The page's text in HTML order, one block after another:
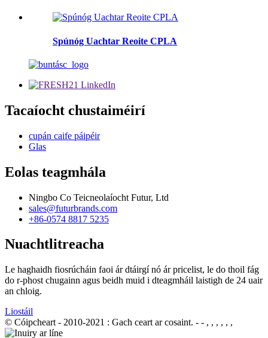
Spúnóg Uachtar Reoite CPLA
Tacaíocht chustaiméirí
cupán caife páipéir
Glas
Eolas teagmhála
Ningbo Co Teicneolaíocht Futur, Ltd
sales@futurbrands.com
+86-0574 8817 5235
Nuachtlitreacha
Le haghaidh fiosrúcháin faoi ár dtáirgí nó ár pricelist, le do thoil fág
do r-phost chugainn agus beidh muid i dteagmháil laistigh de 24 uair
an chloig.
Liostáil
© Cóipcheart - 2010-2021 : Gach ceart ar cosaint. - - , , , , , ,